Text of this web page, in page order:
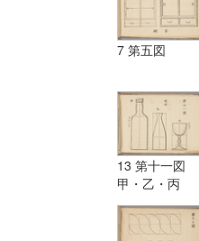
7 第五図
13 第十一図
甲・乙・丙